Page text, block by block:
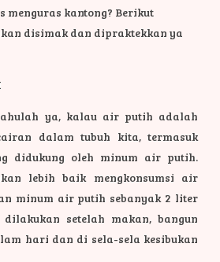
kantong? Berikut
disimak dan dipraktekkan ya
ya, kalau air putih adalah
dalam tubuh kita, termasuk
didukung oleh minum air putih.
lebih baik mengkonsumsi air
minum air putih sebanyak 2 liter
setelah makan, bangun
hari dan di sela-sela kesibukan